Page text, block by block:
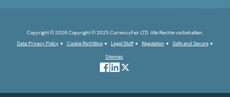
Copyright © 2026 Copyright © 2025 CurrencyFair LTD. Alle Rechte vorbehalten.
Data Privacy Policy
Cookie Richtiline Legal Stuff Regulation
Safe and Secure
Sitemap